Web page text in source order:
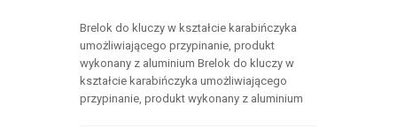
Brelok do kluczy w kształcie karabińczyka
umożliwiającego przypinanie, produkt
wykonany z aluminium Brelok do kluczy w
kształcie karabińczyka umożliwiającego
przypinanie, produkt wykonany z aluminium